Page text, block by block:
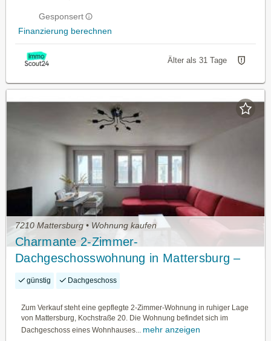
Gesponsert
Finanzierung berechnen
Älter als 31 Tage
7210 Mattersburg • Wohnung kaufen
Charmante 2-Zimmer-
Dachgeschosswohnung in Mattersburg –
besser kaufen als mieten !
günstig Dachgeschoss
Zum Verkauf steht eine gepflegte 2-Zimmer-Wohnung in ruhiger Lage
von Mattersburg, Kochstraße 20. Die Wohnung befindet sich im
Dachgeschoss eines Wohnhauses... mehr anzeigen